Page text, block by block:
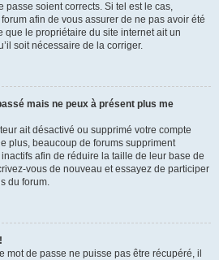
passe soient corrects. Si tel est le cas,
afin de vous assurer de ne pas avoir été
que le propriétaire du site internet ait un
soit nécessaire de la corriger.
mais ne peux à présent plus me
ait désactivé ou supprimé votre compte
plus, beaucoup de forums suppriment
afin de réduire la taille de leur base de
vous de nouveau et essayez de participer
du forum.
mot de passe ne puisse pas être récupéré, il